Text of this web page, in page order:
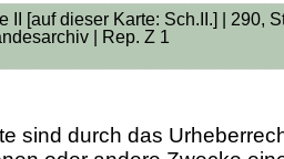
II [auf dieser Karte: Sch.II.] | 290,
| Rep. Z 1
sind durch das